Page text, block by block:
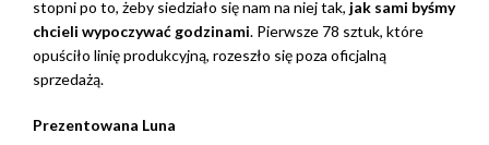
stopni po to, żeby siedziało się nam na niej tak, jak sami byśmy
chcieli wypoczywać godzinami. Pierwsze 78 sztuk, które
opuściło linię produkcyjną, rozeszło się poza oficjalną
sprzedażą.
Prezentowana Luna